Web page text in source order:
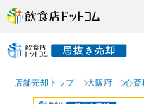
店舗売却トップ 大阪府 心斎